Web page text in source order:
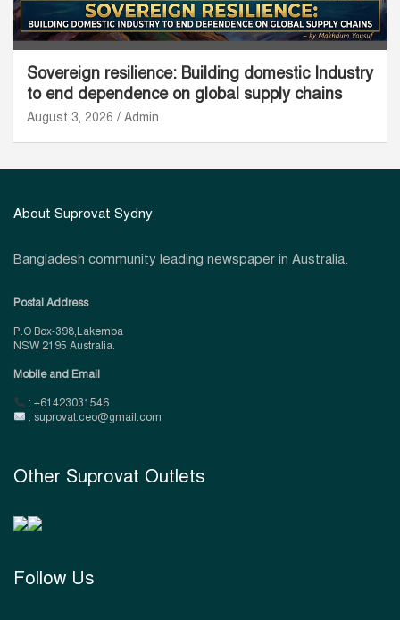
Sovereign resilience: Building domestic Industry
to end dependence on global supply chains
August 3, 2026 Admin
About Suprovat Sydny
Bangladesh community leading newspaper in Australia.
Postal Address
P.O Box-398,Lakemba
NSW 2195 Australia.
Mobile and Email
: +61423031546
: suprovat.ceo@gmail.com
Other Suprovat Outlets
Follow Us